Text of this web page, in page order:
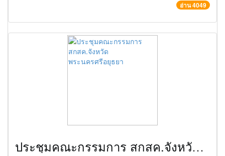
อ่าน 4049
ประชุมคณะกรรมการ สกสค.จังหวัดพระนครศรีอยุธยา